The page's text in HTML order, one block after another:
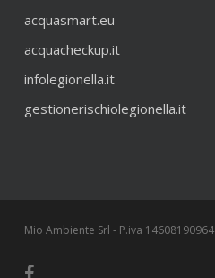
acquasmart.eu
acquacheckup.it
infolegionella.it
gestionerischiolegionella.it
Mio Ambiente Srl - P.iva 14608190964
facebook